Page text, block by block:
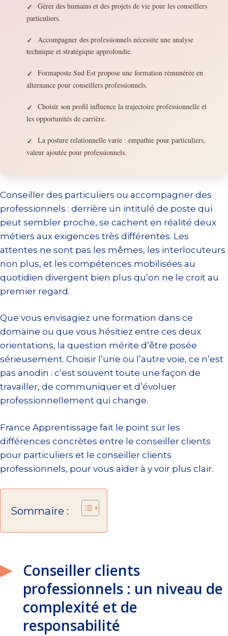
✓
Gérer des humains et des projets de vie pour les conseillers
particuliers.
✓
Accompagner des professionnels nécessite une analyse
technique et stratégique approfondie.
✓
Formaposte Sud Est propose une formation rémunérée en
alternance pour conseillers professionnels.
✓
Choisir son profil influence la trajectoire professionnelle et
les opportunités de carrière.
✓
La posture relationnelle varie : empathie pour particuliers,
valeur ajoutée pour professionnels.
Conseiller des particuliers ou accompagner des
professionnels : derrière un intitulé de poste qui
peut sembler proche, se cachent en réalité deux
métiers aux exigences très différentes. Les
attentes ne sont pas les mêmes, les interlocuteurs
non plus, et les compétences mobilisées au
quotidien divergent bien plus qu’on ne le croit au
premier regard.
Que vous envisagiez une formation dans ce
domaine ou que vous hésitiez entre ces deux
orientations, la question mérite d’être posée
sérieusement. Choisir l’une ou l’autre voie, ce n’est
pas anodin : c’est souvent toute une façon de
travailler, de communiquer et d’évoluer
professionnellement qui change.
France Apprentissage fait le point sur les
différences concrètes entre le conseiller clients
pour particuliers et le conseiller clients
professionnels, pour vous aider à y voir plus clair.
Sommaire :
Conseiller clients
professionnels : un niveau de
complexité et de
responsabilité